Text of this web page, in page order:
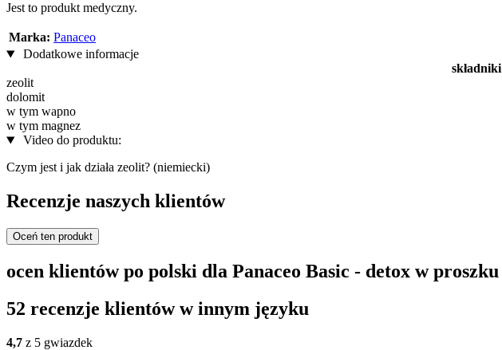
Jest to produkt medyczny.
Marka: Panaceo
Dodatkowe informacje
składniki
zeolit
dolomit
w tym wapno
w tym magnez
Video do produktu:
Czym jest i jak działa zeolit? (niemiecki)
Recenzje naszych klientów
Oceń ten produkt
ocen klientów po polski dla Panaceo Basic - detox w proszku
52 recenzje klientów w innym języku
4,7 z 5 gwiazdek